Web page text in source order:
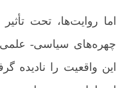
اما روایت‌ها، تحت
چهره‌های سیاسی-
این واقعیت را نادیده